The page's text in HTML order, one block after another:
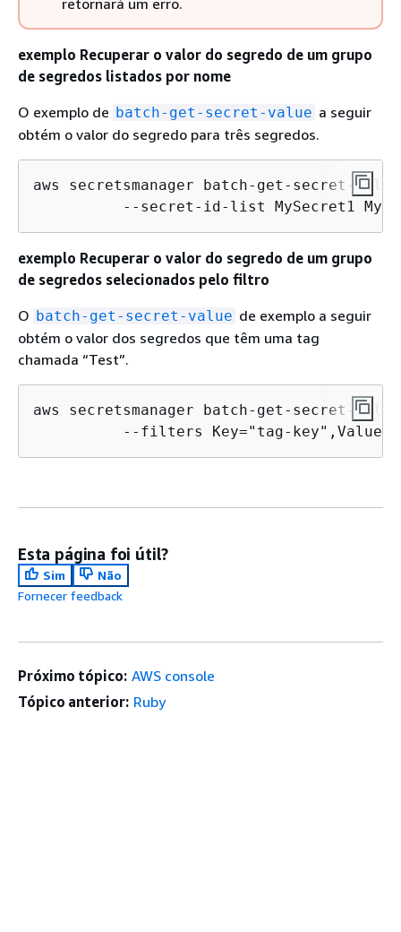
exemplo Recuperar o valor do segredo de um grupo
de segredos listados por nome
O exemplo de batch-get-secret-value a seguir
obtém o valor do segredo para três segredos.
aws secretsmanager batch-get-secret-
--secret-id-list MySecret1
exemplo Recuperar o valor do segredo de um grupo
de segredos selecionados pelo filtro
O batch-get-secret-value de exemplo a seguir
obtém o valor dos segredos que têm uma tag
chamada “Test”.
aws secretsmanager batch-get-secret-
--filters Key="tag-
Esta página foi útil?
Sim
Não
Fornecer feedback
Próximo tópico: AWS console
Tópico anterior: Ruby